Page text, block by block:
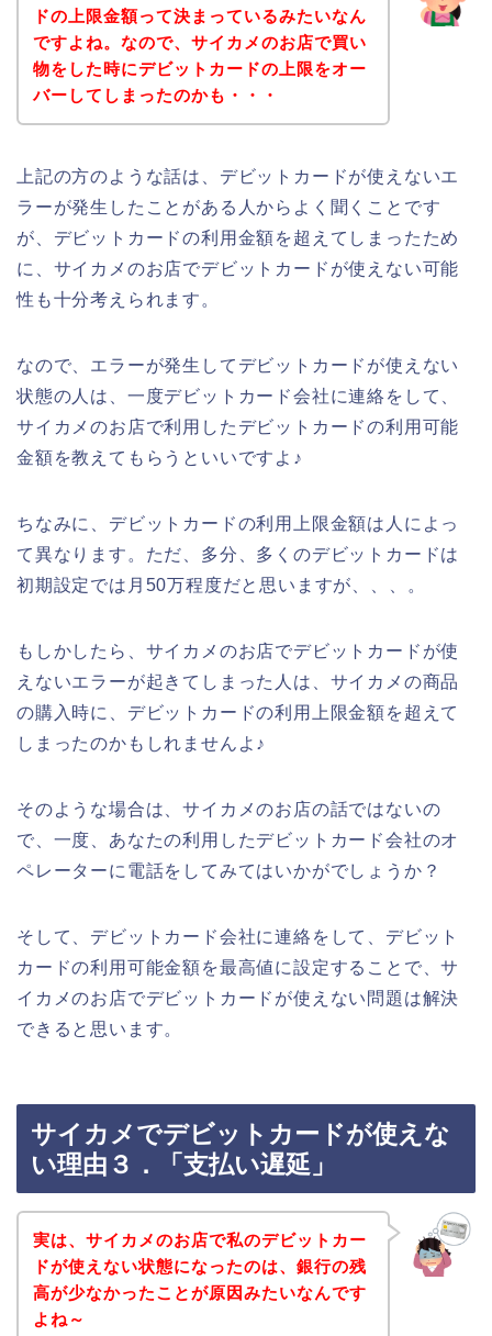
ドの上限金額って決まっているみたいなん
ですよね。なので、サイカメのお店で買い
物をした時にデビットカードの上限をオー
バーしてしまったのかも・・・
上記の方のような話は、デビットカードが使えないエ
ラーが発生したことがある人からよく聞くことです
が、デビットカードの利用金額を超えてしまったため
に、サイカメのお店でデビットカードが使えない可能
性も十分考えられます。
なので、エラーが発生してデビットカードが使えない
状態の人は、一度デビットカード会社に連絡をして、
サイカメのお店で利用したデビットカードの利用可能
金額を教えてもらうといいですよ♪
ちなみに、デビットカードの利用上限金額は人によっ
て異なります。ただ、多分、多くのデビットカードは
初期設定では月50万程度だと思いますが、、、。
もしかしたら、サイカメのお店でデビットカードが使
えないエラーが起きてしまった人は、サイカメの商品
の購入時に、デビットカードの利用上限金額を超えて
しまったのかもしれませんよ♪
そのような場合は、サイカメのお店の話ではないの
で、一度、あなたの利用したデビットカード会社のオ
ペレーターに電話をしてみてはいかがでしょうか？
そして、デビットカード会社に連絡をして、デビット
カードの利用可能金額を最高値に設定することで、サ
イカメのお店でデビットカードが使えない問題は解決
できると思います。
サイカメでデビットカードが使えな
い理由３．「支払い遅延」
実は、サイカメのお店で私のデビットカー
ドが使えない状態になったのは、銀行の残
高が少なかったことが原因みたいなんです
よね～